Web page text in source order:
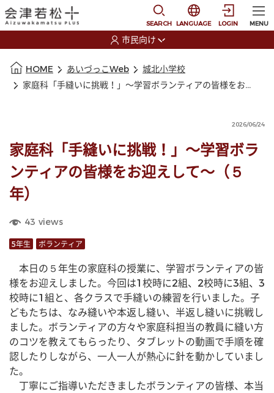
SEARCH
選択すると言語の切
LANGUAGE LOGIN MENU
市民向け
HOME あいづっこWeb
城北小学校
家庭科「手縫いに挑戦！」〜学習ボランティアの皆様をお迎えして〜（５年）
2026/06/24
家庭科「手縫いに挑戦！」〜学習ボラ
ンティアの皆様をお迎えして〜（５
年）
43 views
5年生 ボランティア
本日の５年生の家庭科の授業に、学習ボランティアの皆
様をお迎えしました。今回は1校時に2組、2校時に3組、3
校時に1組と、各クラスで手縫いの練習を行いました。子
どもたちは、なみ縫いや本返し縫い、半返し縫いに挑戦し
ました。ボランティアの方々や家庭科担当の教員に縫い方
のコツを教えてもらったり、タブレットの動画で手順を確
認したりしながら、一人一人が熱心に針を動かしていまし
た。
丁寧にご指導いただきましたボランティアの皆様、本当